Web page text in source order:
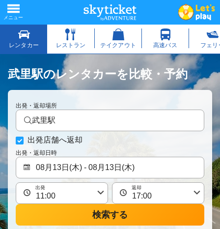
武里駅のレンタカーを比較・予約
出発・返却場所
武里駅
出発店舗へ返却
出発・返却日時
出発 返却
検索する